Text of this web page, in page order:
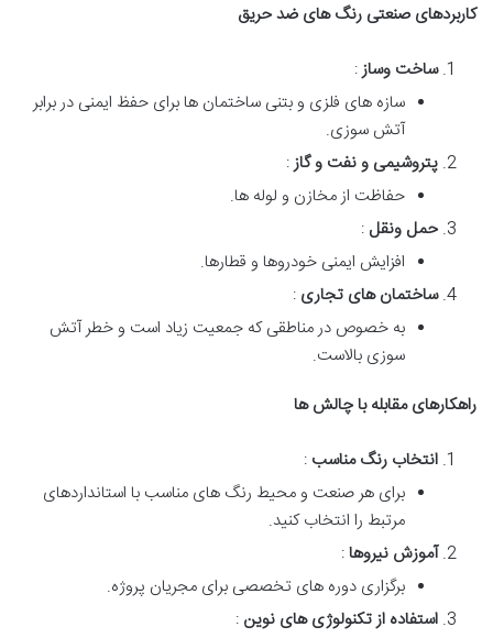
کاربردهای صنعتی رنگ های ضد حریق
ساخت وساز:
سازه های فلزی و بتنی ساختمان ها برای حفظ ایمنی در برابر
آتش سوزی.
پتروشیمی و نفت و گاز:
حفاظت از مخازن و لوله ها.
حمل ونقل :
افزایش ایمنی خودروها و قطارها.
ساختمان های تجاری :
به خصوص در مناطقی که جمعیت زیاد است و خطر آتش
سوزی بالاست.
راهکارهای مقابله با چالش ها
انتخاب رنگ مناسب :
برای هر صنعت و محیط رنگ های مناسب با استانداردهای
مرتبط را انتخاب کنید.
آموزش نیروها:
برگزاری دوره های تخصصی برای مجریان پروژه.
استفاده از تکنولوژی های نوین :